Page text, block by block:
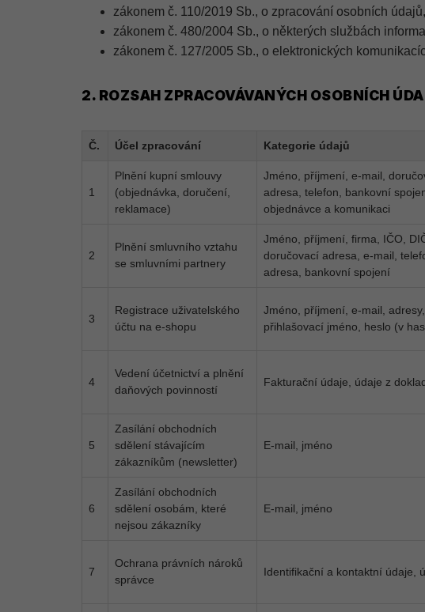
zákonem č. 110/2019 Sb., o zpracování osobních údajů,
zákonem č. 480/2004 Sb., o některých službách
zákonem č. 127/2005 Sb., o elektronických
2. ROZSAH ZPRACOVÁVANÝCH OSOBNÍCH
Č. Účel zpracování Kategorie údajů
1
Plnění kupní smlouvy
(objednávka, doručení,
reklamace)
Jméno, příjmení, e-mail,
adresa, telefon, bankovní
objednávce a komunikaci
2
Plnění smluvního vztahu
se smluvními partnery
Jméno, příjmení, firma, IČO,
doručovací adresa, e-mail,
adresa, bankovní spojení
3
Registrace uživatelského
účtu na e-shopu
Jméno, příjmení, e-mail,
přihlašovací jméno, heslo (v
4
Vedení účetnictví a plnění
daňových povinností
Fakturační údaje, údaje z
5
Zasílání obchodních
sdělení stávajícím
zákazníkům (newsletter)
E-mail, jméno
6
Zasílání obchodních
sdělení osobám, které
nejsou zákazníky
E-mail, jméno
7
Ochrana právních nároků
správce
Identifikační a kontaktní údaje,